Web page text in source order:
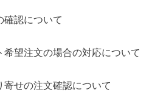
確認について
希望注文の場合の対応について
寄せの注文確認について